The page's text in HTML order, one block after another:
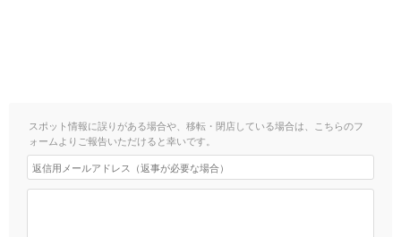
スポット情報に誤りがある場合や、移転・閉店している場合は、こちらのフ
ォームよりご報告いただけると幸いです。